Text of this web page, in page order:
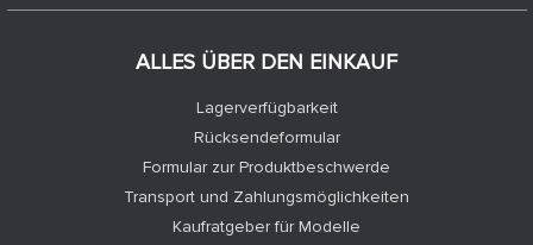
ALLES ÜBER DEN EINKAUF
Lagerverfügbarkeit
Rücksendeformular
Formular zur Produktbeschwerde
Transport und Zahlungsmöglichkeiten
Kaufratgeber für Modelle